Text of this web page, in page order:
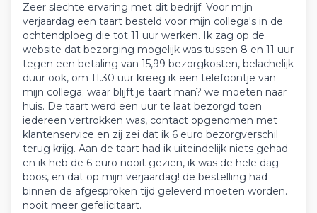
Zeer slechte ervaring met dit bedrijf. Voor mijn
verjaardag een taart besteld voor mijn collega's in de
ochtendploeg die tot 11 uur werken. Ik zag op de
website dat bezorging mogelijk was tussen 8 en 11 uur
tegen een betaling van 15,99 bezorgkosten, belachelijk
duur ook, om 11.30 uur kreeg ik een telefoontje van
mijn collega; waar blijft je taart man? we moeten naar
huis. De taart werd een uur te laat bezorgd toen
iedereen vertrokken was, contact opgenomen met
klantenservice en zij zei dat ik 6 euro bezorgverschil
terug krijg. Aan de taart had ik uiteindelijk niets gehad
en ik heb de 6 euro nooit gezien, ik was de hele dag
boos, en dat op mijn verjaardag! de bestelling had
binnen de afgesproken tijd geleverd moeten worden.
nooit meer gefelicitaart.